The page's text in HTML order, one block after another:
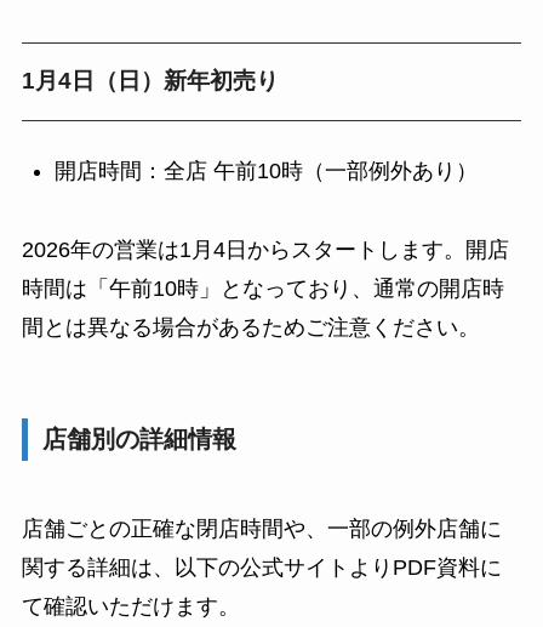
1月4日（日）新年初売り
開店時間：全店 午前10時（一部例外あり）
2026年の営業は1月4日からスタートします。開店
時間は「午前10時」となっており、通常の開店時
間とは異なる場合があるためご注意ください。
店舗別の詳細情報
店舗ごとの正確な閉店時間や、一部の例外店舗に
関する詳細は、以下の公式サイトよりPDF資料に
て確認いただけます。